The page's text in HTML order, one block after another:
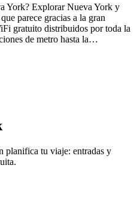
York? Explorar Nueva York y
parece gracias a la gran
gratuito distribuidos por toda la
de metro hasta la…
planifica tu viaje: entradas y